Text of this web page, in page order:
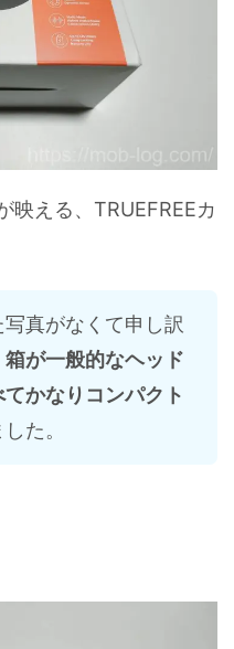
映える、TRUEFREEカ
真がなくて申し訳
箱が一般的なヘッド
かなりコンパクト
た。